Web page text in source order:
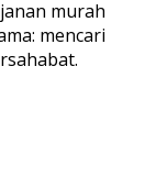
murah
mencari